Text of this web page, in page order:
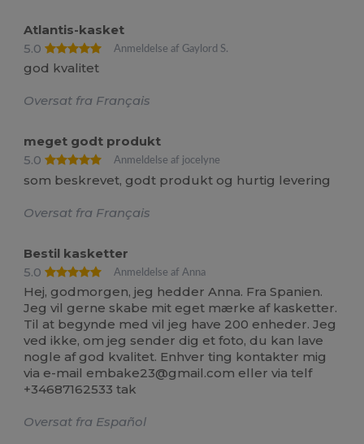
Atlantis-kasket
5.0
Anmeldelse af Gaylord S.
god kvalitet
Oversat fra Français
meget godt produkt
5.0
Anmeldelse af jocelyne
som beskrevet, godt produkt og hurtig levering
Oversat fra Français
Bestil kasketter
5.0
Anmeldelse af Anna
Hej, godmorgen, jeg hedder Anna. Fra Spanien.
Jeg vil gerne skabe mit eget mærke af kasketter.
Til at begynde med vil jeg have 200 enheder. Jeg
ved ikke, om jeg sender dig et foto, du kan lave
nogle af god kvalitet. Enhver ting kontakter mig
via e-mail embake23@gmail.com eller via telf
+34687162533 tak
Oversat fra Español